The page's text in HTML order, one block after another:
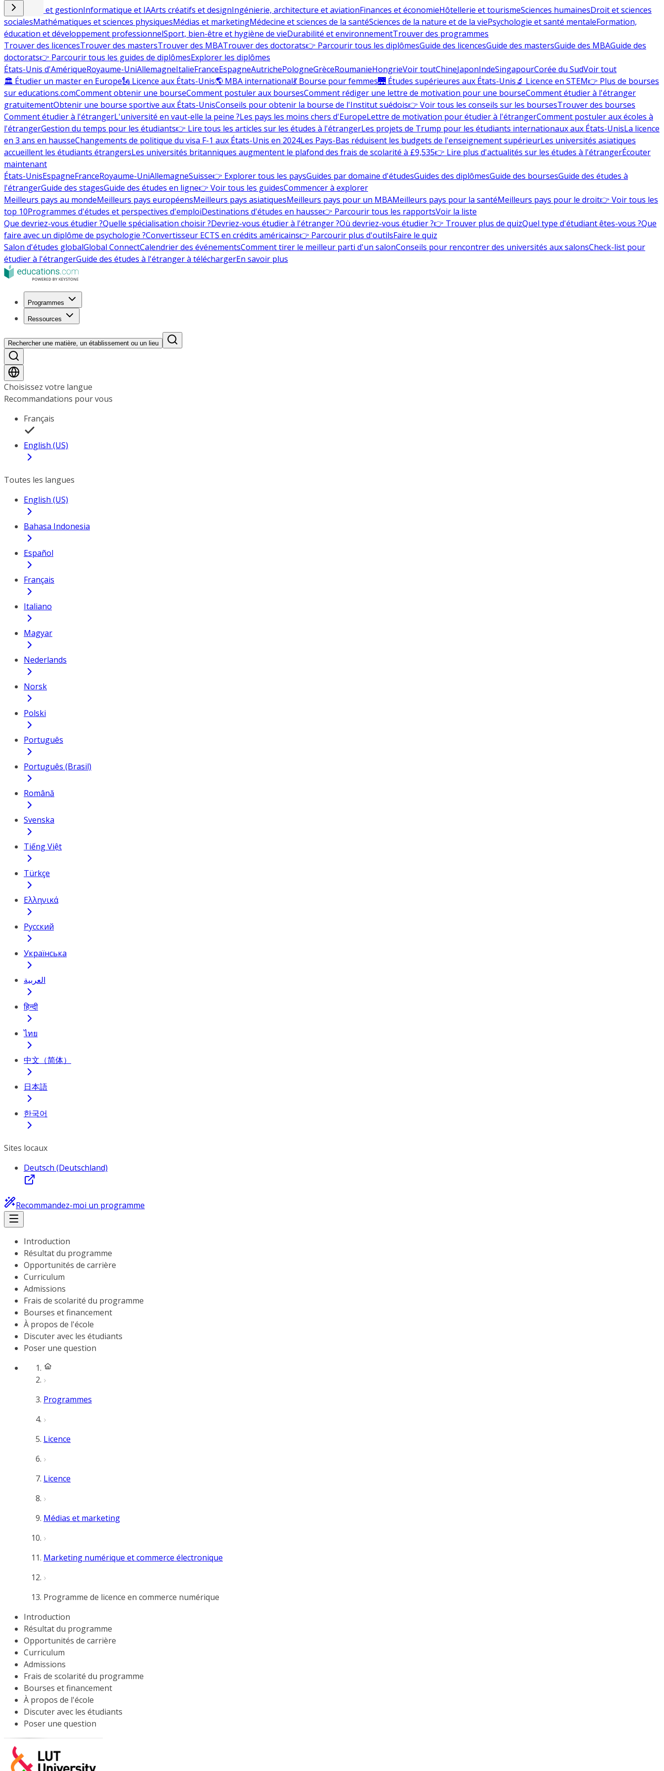
Commerce et gestionInformatique et IAArts créatifs et designIngénierie, architecture et aviationFinances et économieHôtellerie et tourismeSciences humainesDroit et sciences
socialesMathématiques et sciences physiquesMédias et marketingMédecine et sciences de la santéSciences de la nature et de la viePsychologie et santé mentaleFormation,
éducation et développement professionnelSport, bien-être et hygiène de vieDurabilité et environnementTrouver des programmes
Trouver des licencesTrouver des mastersTrouver des MBATrouver des doctorats👉 Parcourir tous les diplômesGuide des licencesGuide des mastersGuide des MBAGuide des
doctorats👉 Parcourir tous les guides de diplômesExplorer les diplômes
États-Unis d'AmériqueRoyaume-UniAllemagneItalieFranceEspagneAutrichePologneGrèceRoumanieHongrieVoir toutChineJaponIndeSingapourCorée du SudVoir tout
🏛 Étudier un master en Europe🗽 Licence aux États-Unis🌎 MBA international💃 Bourse pour femmes🌉 Études supérieures aux États-Unis🔬 Licence en STEM👉 Plus de bourses
sur educations.comComment obtenir une bourseComment postuler aux boursesComment rédiger une lettre de motivation pour une bourseComment étudier à l'étranger
gratuitementObtenir une bourse sportive aux États-UnisConseils pour obtenir la bourse de l'Institut suédois👉 Voir tous les conseils sur les boursesTrouver des bourses
Comment étudier à l'étrangerL'université en vaut-elle la peine ?Les pays les moins chers d'EuropeLettre de motivation pour étudier à l'étrangerComment postuler aux écoles à
l'étrangerGestion du temps pour les étudiants👉 Lire tous les articles sur les études à l'étrangerLes projets de Trump pour les étudiants internationaux aux États-UnisLa licence
en 3 ans en hausseChangements de politique du visa F-1 aux États-Unis en 2024Les Pays-Bas réduisent les budgets de l'enseignement supérieurLes universités asiatiques
accueillent les étudiants étrangersLes universités britanniques augmentent le plafond des frais de scolarité à £9,535👉 Lire plus d'actualités sur les études à l'étrangerÉcouter
maintenant
États-UnisEspagneFranceRoyaume-UniAllemagneSuisse👉 Explorer tous les paysGuides par domaine d'étudesGuides des diplômesGuide des boursesGuide des études à
l'étrangerGuide des stagesGuide des études en ligne👉 Voir tous les guidesCommencer à explorer
Meilleurs pays au mondeMeilleurs pays européensMeilleurs pays asiatiquesMeilleurs pays pour un MBAMeilleurs pays pour la santéMeilleurs pays pour le droit👉 Voir tous les
top 10Programmes d'études et perspectives d'emploiDestinations d'études en hausse👉 Parcourir tous les rapportsVoir la liste
Que devriez-vous étudier ?Quelle spécialisation choisir ?Devriez-vous étudier à l'étranger ?Où devriez-vous étudier ?👉 Trouver plus de quizQuel type d'étudiant êtes-vous ?Que
faire avec un diplôme de psychologie ?Convertisseur ECTS en crédits américains👉 Parcourir plus d'outilsFaire le quiz
Salon d'études globalGlobal ConnectCalendrier des événementsComment tirer le meilleur parti d'un salonConseils pour rencontrer des universités aux salonsCheck-list pour
étudier à l'étrangerGuide des études à l'étranger à téléchargerEn savoir plus
Programmes
Ressources
Rechercher une matière, un établissement ou un lieu
Choisissez votre langue
Recommandations pour vous
Français
English (US)
Toutes les langues
English (US)
Bahasa Indonesia
Español
Français
Italiano
Magyar
Nederlands
Norsk
Polski
Português
Português (Brasil)
Română
Svenska
Tiếng Việt
Türkçe
Ελληνικά
Русский
Українська
العربية
हिन्दी
ไทย
中文（简体）
日本語
한국어
Sites locaux
Deutsch (Deutschland)
Recommandez-moi un programme
Introduction
Résultat du programme
Opportunités de carrière
Curriculum
Admissions
Frais de scolarité du programme
Bourses et financement
À propos de l'école
Discuter avec les étudiants
Poser une question
Programmes
Licence
Licence
Médias et marketing
Marketing numérique et commerce électronique
Programme de licence en commerce numérique
Introduction
Résultat du programme
Opportunités de carrière
Curriculum
Admissions
Frais de scolarité du programme
Bourses et financement
À propos de l'école
Discuter avec les étudiants
Poser une question